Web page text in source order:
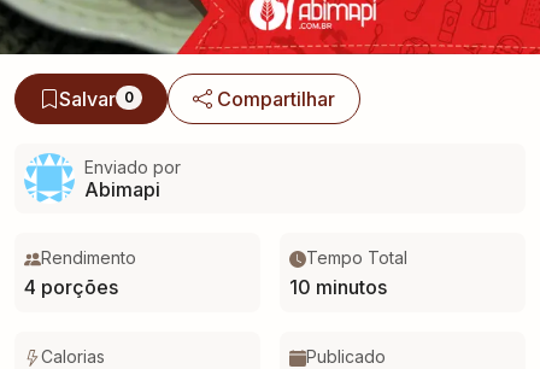
Salvar 0 Compartilhar
Enviado por
Abimapi
Rendimento
4 porções
Tempo Total
10 minutos
Calorias Publicado